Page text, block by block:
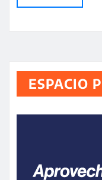
ESPACIO